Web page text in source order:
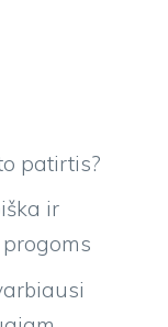
patirtis?
ir